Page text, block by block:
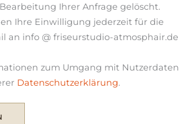
Ihrer Anfrage gelöscht.
Ihre Einwilligung jederzeit für die
an info @ friseurstudio-atmosphair.de
zum Umgang mit Nutzerdaten
Datenschutzerklärung.